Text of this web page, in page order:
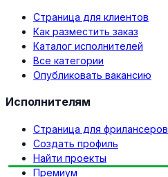
Страница для клиентов
Как разместить заказ
Каталог исполнителей
Все категории
Опубликовать вакансию
Исполнителям
Страница для фрилансеров
Создать профиль
Найти проекты
Премиум